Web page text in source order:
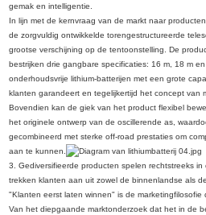
gemak en intelligentie.
In lijn met de kernvraag van de markt naar
de zorgvuldig ontwikkelde torengestructureerde
grootse verschijning op de tentoonstelling. De
bestrijken drie gangbare specificaties: 16 m, 18 m
onderhoudsvrije lithium-batterijen met een grote
klanten garandeert en tegelijkertijd het concept van
Bovendien kan de giek van het product flexibel
het originele ontwerp van de oscillerende as,
gecombineerd met sterke off-road prestaties om
aan te kunnen.
3. Gediversifieerde producten spelen rechtstreeks
trekken klanten aan uit zowel de binnenlandse als
"Klanten eerst laten winnen" is de
Van het diepgaande marktonderzoek dat het in de